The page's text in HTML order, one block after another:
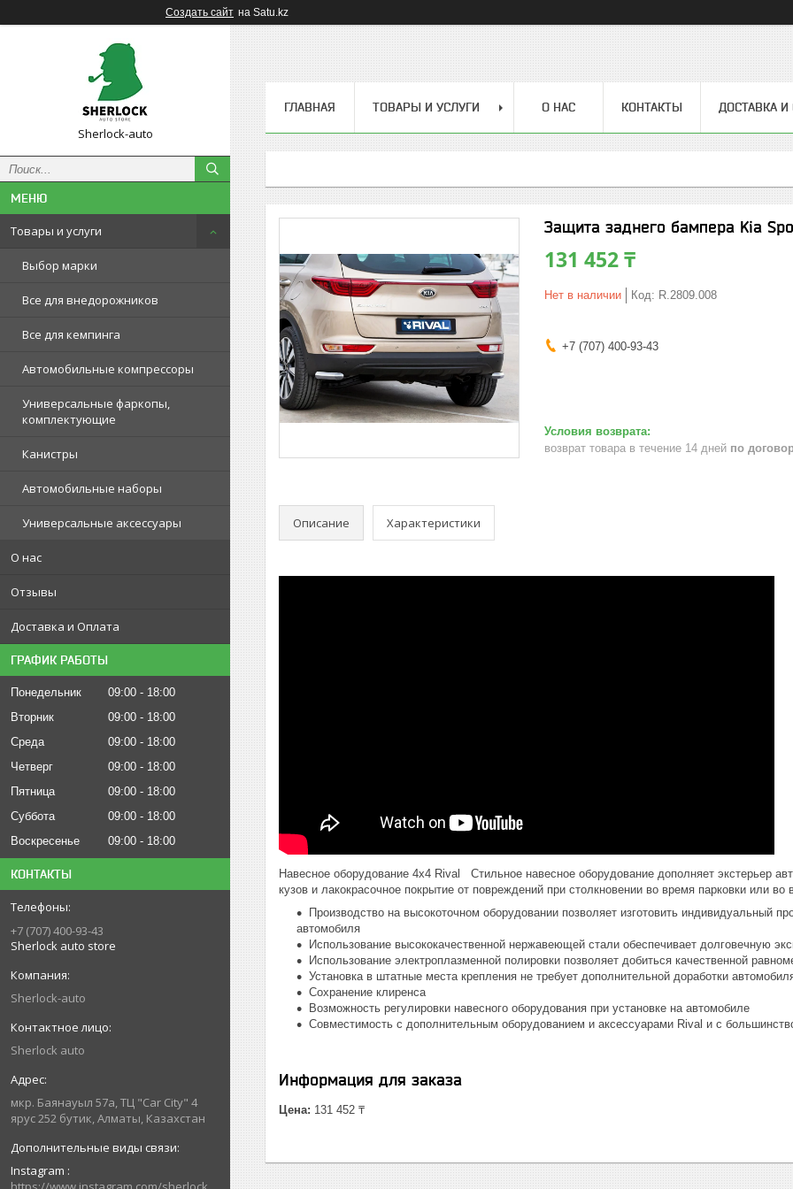
Создать сайт на Satu.kz
Sherlock-auto
Товары и услуги
Выбор марки
Все для внедорожников
Все для кемпинга
Автомобильные компрессоры
Универсальные фаркопы,
комплектующие
Канистры
Автомобильные наборы
Универсальные аксессуары
О нас
Отзывы
Доставка и Оплата
ГРАФИК РАБОТЫ
Понедельник 09:00
18:00
Вторник
09:00
18:00
Среда
09:00
18:00
Четверг
09:00
18:00
Пятница
09:00
18:00
Суббота
09:00
18:00
Воскресенье
09:00 18:00
КОНТАКТЫ
+7 (707) 400-93-43
Sherlock auto store
Sherlock-auto
Sherlock auto
мкр. Баянауыл 57а, ТЦ "Car Сity" 4
ярус 252 бутик, Алматы, Казахстан
Instagram
ГЛАВНАЯ ТОВАРЫ И УСЛУГИ О НАС КОНТАКТЫ ДОСТАВКА И
Защита заднего бампера Kia
131 452 ₸
Нет в наличии Код: R.2809.008
+7 (707) 400-93-43
возврат товара в течение 14 дней по
Описание Характеристики
Навесное оборудование 4x4 Rival Стильное навесное оборудование дополняет экстерьер
кузов и лакокрасочное покрытие от повреждений при столкновении во время парковки или
Производство на высокоточном оборудовании позволяет изготовить индивидуальный
автомобиля
Использование высококачественной нержавеющей стали обеспечивает долговечную
Использование электроплазменной полировки позволяет добиться качественной
Установка в штатные места крепления не требует дополнительной доработки
Сохранение клиренса
Возможность регулировки навесного оборудования при установке на автомобиле
Совместимость с дополнительным оборудованием и аксессуарами Rival и с
Информация для заказа
Цена: 131 452 ₸